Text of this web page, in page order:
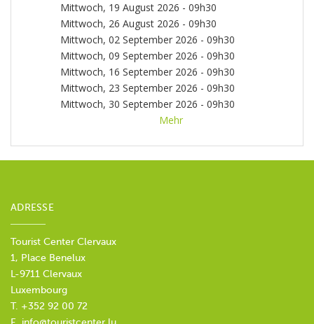
Mittwoch, 19 August 2026 - 09h30
Mittwoch, 26 August 2026 - 09h30
Mittwoch, 02 September 2026 - 09h30
Mittwoch, 09 September 2026 - 09h30
Mittwoch, 16 September 2026 - 09h30
Mittwoch, 23 September 2026 - 09h30
Mittwoch, 30 September 2026 - 09h30
Mittwoch, 07 Oktober 2026 - 09h30
Dezember 2026 - 09h30
Mehr
ADRESSE
Tourist Center Clervaux
1, Place Benelux
L-9711 Clervaux
Luxembourg
T. +352 92 00 72